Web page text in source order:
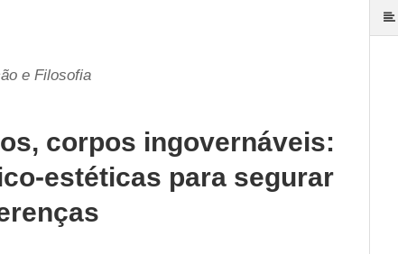
e Filosofia
corpos ingovernáveis:
estéticas para segurar